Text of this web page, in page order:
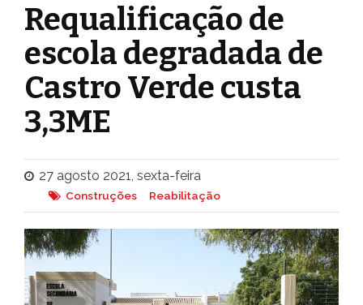
Requalificação de
escola degradada de
Castro Verde custa
3,3ME
27 agosto 2021, sexta-feira
Construções Reabilitação